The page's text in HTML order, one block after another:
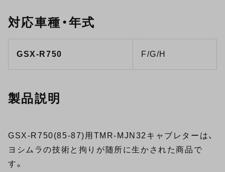
対応車種・年式
GSX-R750 F/G/H
製品説明
GSX-R750(85-87)用TMR-MJN32キャブレターは、
ヨシムラの技術と拘りが随所に生かされた商品で
す。